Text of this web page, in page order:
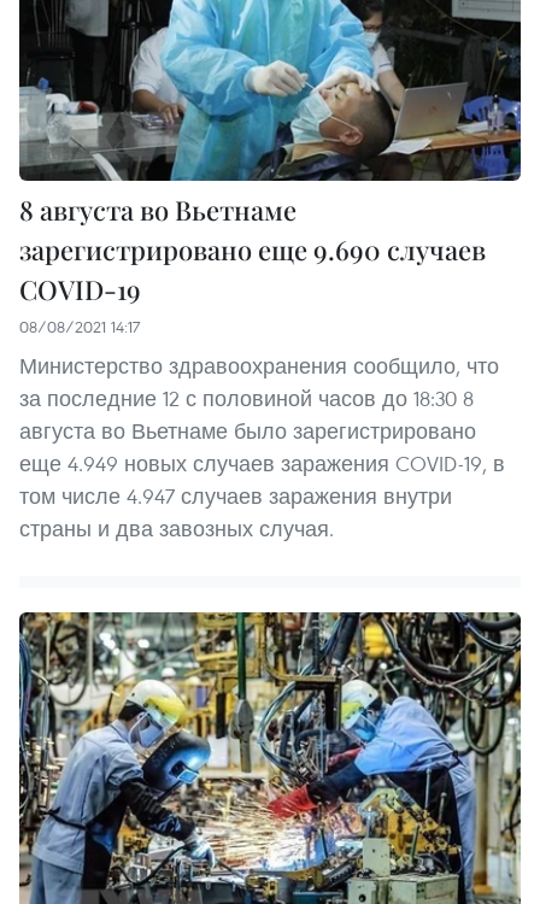
8 августа во Вьетнаме
зарегистрировано еще 9.690 случаев
COVID-19
08/08/2021 14:17
Министерство здравоохранения сообщило, что
за последние 12 с половиной часов до 18:30 8
августа во Вьетнаме было зарегистрировано
еще 4.949 новых случаев заражения COVID-19, в
том числе 4.947 случаев заражения внутри
страны и два завозных случая.